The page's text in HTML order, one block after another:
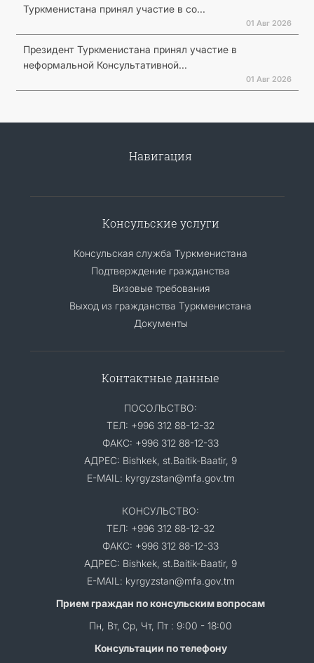
Туркменистана принял участие в со...
01 Авг 2026
Президент Туркменистана принял участие в
неформальной Консультативной...
01 Авг 2026
Навигация
Консульские услуги
Консульская служба Туркменистана
Подтверждение гражданства
Визовые требования
Выход из гражданства Туркменистана
Документы
Контактные данные
ПОСОЛЬСТВО:
ТЕЛ: +996 312 88-12-32
ФАКС: +996 312 88-12-33
АДРЕС: Bishkek, st.Baitik-Baatir, 9
E-MAIL: kyrgyzstan@mfa.gov.tm
КОНСУЛЬСТВО:
ТЕЛ: +996 312 88-12-32
ФАКС: +996 312 88-12-33
АДРЕС: Bishkek, st.Baitik-Baatir, 9
E-MAIL: kyrgyzstan@mfa.gov.tm
Прием граждан по консульским вопросам
Пн, Вт, Ср, Чт, Пт : 9:00 - 18:00
Консультации по телефону